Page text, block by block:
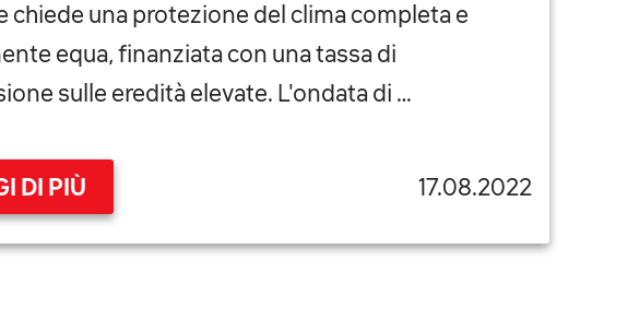
chiede una protezione del clima completa e
equa, finanziata con una tassa di
sulle eredità elevate. L'ondata di …
DI PIÙ 17.08.2022